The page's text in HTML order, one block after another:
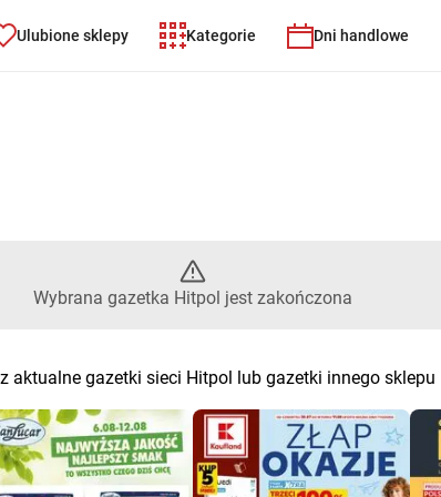
Ulubione sklepy Kategorie Dni handlowe
gazetka Hitpol jest
Wybrana gazetka Hitpol jest zakończona
aktualne gazetki sieci Hitpol lub gazetki innego sklepu